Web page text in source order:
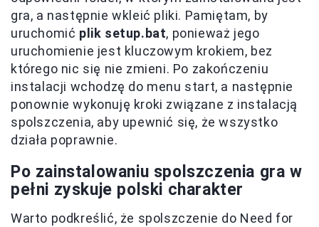
gra, a następnie wkleić pliki. Pamiętam, by
uruchomić plik setup.bat, ponieważ jego
uruchomienie jest kluczowym krokiem, bez
którego nic się nie zmieni. Po zakończeniu
instalacji wchodzę do menu start, a następnie
ponownie wykonuję kroki związane z instalacją
spolszczenia, aby upewnić się, że wszystko
działa poprawnie.
Po zainstalowaniu spolszczenia gra w
pełni zyskuje polski charakter
Warto podkreślić, że spolszczenie do Need for